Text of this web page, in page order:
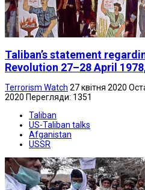
Taliban’s statement
Revolution 27–28 April
Terrorism Watch 27 квітня 2020
2020 Перегляди: 1351
Taliban
US-Taliban talks
Afganistan
USSR